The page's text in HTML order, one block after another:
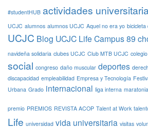
#studentHUB actividades
UCJC alumnos alumnos UCJC Aquel no era yo bicicleta
UCJC Blog UCJC Life Campus 89
navideña solidaria clubes UCJC Club MTB UCJC colegio
social congreso daño muscular deportes
discapacidad empleabilidad Empresa y Tecnología
Urbana Grado internacional liga interna
premio PREMIOS REVISTA ACOP Talent at Work
Life universidad vida universitaria visitas